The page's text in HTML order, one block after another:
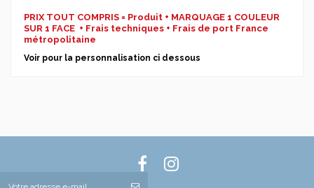
PRIX TOUT COMPRIS = Produit + MARQUAGE 1 COULEUR
SUR 1 FACE + Frais techniques + Frais de port France
métropolitaine
Voir pour la personnalisation ci dessous